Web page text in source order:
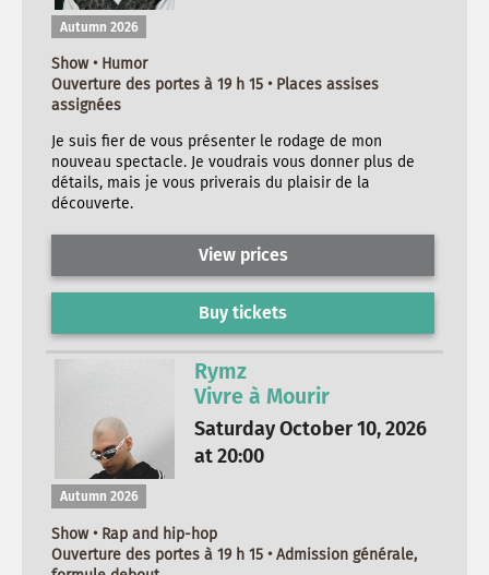
Autumn 2026
Show • Humor
Ouverture des portes à 19 h 15 • Places assises
assignées
Je suis fier de vous présenter le rodage de mon
nouveau spectacle. Je voudrais vous donner plus de
détails, mais je vous priverais du plaisir de la
découverte.
View prices
Buy tickets
Rymz
Vivre à Mourir
Saturday October 10, 2026
at 20:00
Autumn 2026
Show • Rap and hip-hop
Ouverture des portes à 19 h 15 • Admission générale,